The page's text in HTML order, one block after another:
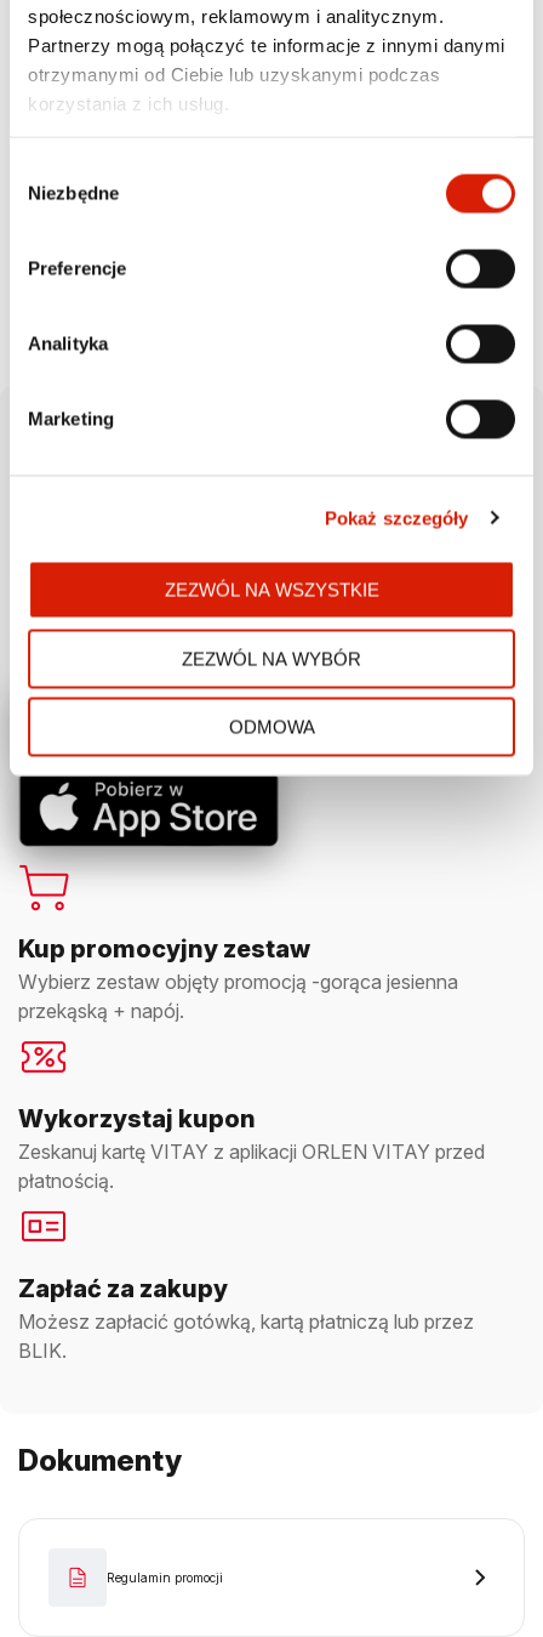
społecznościowym, reklamowym i analitycznym.
Partnerzy mogą połączyć te informacje z innymi danymi
otrzymanymi od Ciebie lub uzyskanymi podczas
korzystania z ich usług.
zgody
Niezbędne
Preferencje
Analityka
Marketing
Pokaż szczegóły
ZEZWÓL NA WSZYSTKIE
ZEZWÓL NA WYBÓR
ODMOWA
Promocja dostępna jest dla zarejestrowanych
użytkowników aplikacji ORLEN VITAY z aktywnym
kuponem.
Dowiedz się więcej w Regulaminie
znajdziesz w Regulaminie oraz w dokumentach
Pobierz ORLEN VITAY
Aktywuj w aplikacji odpowiedni kupon promocyjny
w zakładce „Kupony”.
Kup promocyjny zestaw
Wybierz zestaw objęty promocją -gorąca jesienna
przekąską + napój.
Wykorzystaj kupon
Zeskanuj kartę VITAY z aplikacji ORLEN VITAY przed
płatnością.
Zapłać za zakupy
Możesz zapłacić gotówką, kartą płatniczą lub przez
BLIK.
Dokumenty
Regulamin promocji